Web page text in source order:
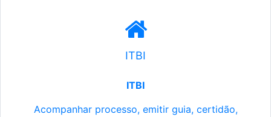
ITBI
ITBI
Acompanhar processo, emitir guia, certidão,